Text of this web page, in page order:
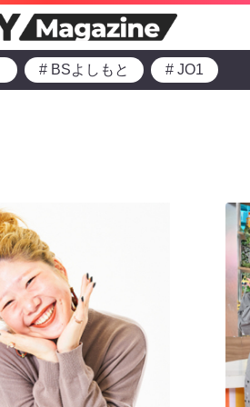
# BSよしもと # JO1